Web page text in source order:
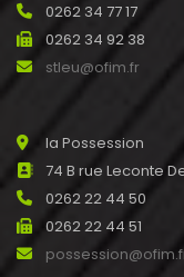
0262 34 77 17
0262 34 92 38
stleu@ofim.fr
la Possession
74 B rue Leconte
0262 22 44 50
0262 22 44 51